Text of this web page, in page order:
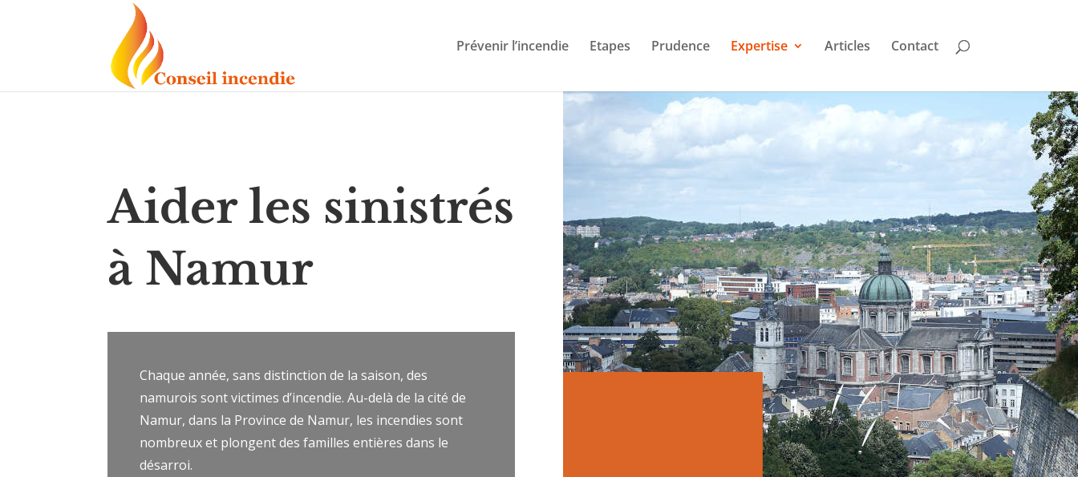
Prévenir l’incendie Etapes Prudence Expertise Articles Contact
Aider les sinistrés
à Namur
Chaque année, sans distinction de la saison, des
namurois sont victimes d’incendie. Au-delà de la cité de
Namur, dans la Province de Namur, les incendies sont
nombreux et plongent des familles entières dans le
désarroi.